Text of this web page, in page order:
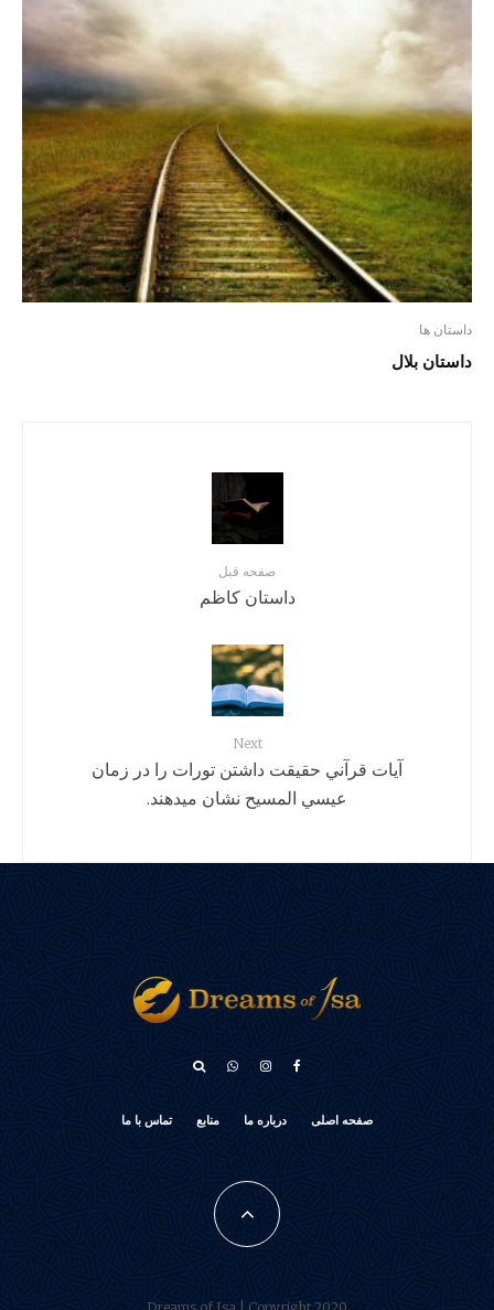
داستان ها
داستان بلال
صفحه قبل
داستان کاظم
Next
آيات قرآني حقيقت داشتن تورات را در زمان
عيسي المسيح نشان میدهند.
صفحه اصلی درباره ما منابع تماس با ما